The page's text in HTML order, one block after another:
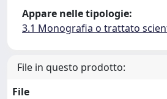
Appare nelle tipologie:
3.1 Monografia o trattato
File in questo prodotto:
File